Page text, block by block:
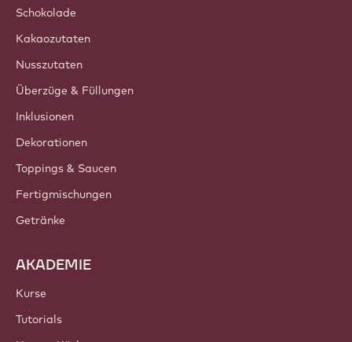
Schokolade
Kakaozutaten
Nusszutaten
Überzüge & Füllungen
Inklusionen
Dekorationen
Toppings & Saucen
Fertigmischungen
Getränke
AKADEMIE
Kurse
Tutorials